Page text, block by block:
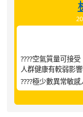
????空氣質量可接
人群健康有較弱影響
????極少數異常敏